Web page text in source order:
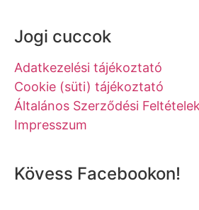
Jogi cuccok
Adatkezelési tájékoztató
Cookie (süti) tájékoztató
Általános Szerződési Feltételek
Impresszum
Kövess Facebookon!